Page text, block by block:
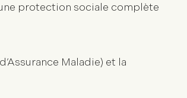
protection sociale complète
Maladie) et la